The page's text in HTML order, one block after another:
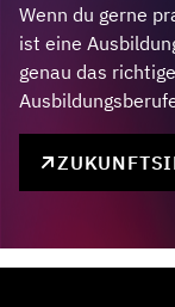
Wenn du gerne
ist eine
genau das